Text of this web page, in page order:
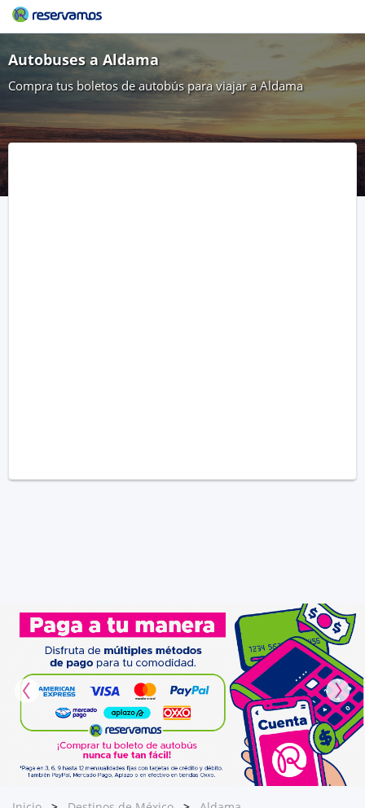
Autobuses a Aldama
Compra tus boletos de autobús para viajar a Aldama